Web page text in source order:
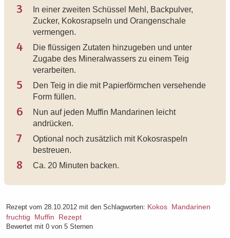
3
In einer zweiten Schüssel Mehl, Backpulver,
Zucker, Kokosrapseln und Orangenschale
vermengen.
4
Die flüssigen Zutaten hinzugeben und unter
Zugabe des Mineralwassers zu einem Teig
verarbeiten.
5
Den Teig in die mit Papierförmchen versehende
Form füllen.
6
Nun auf jeden Muffin Mandarinen leicht
andrücken.
7
Optional noch zusätzlich mit Kokosraspeln
bestreuen.
8 Ca. 20 Minuten backen.
Rezept vom 28.10.2012 mit den Schlagworten: Kokos Mandarinen
fruchtig
Muffin Rezept
Bewertet mit 0 von 5 Sternen